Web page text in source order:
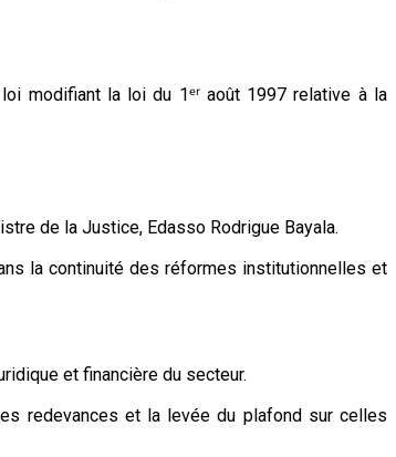
modifiant la loi du 1ᵉʳ août 1997 relative à la
de la Justice, Edasso Rodrigue Bayala.
la continuité des réformes institutionnelles et
et financière du secteur.
redevances et la levée du plafond sur celles